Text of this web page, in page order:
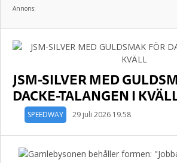
Annons:
JSM-SILVER MED
DACKE-TALANGEN I
SPEEDWAY 29 juli 2026 19.58